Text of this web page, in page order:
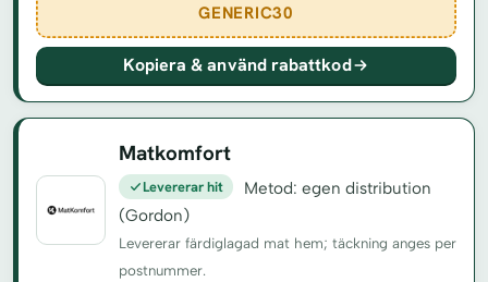
GENERIC30
Kopiera & använd rabattkod
Matkomfort
Levererar hit
Metod: egen distribution
(Gordon)
Levererar färdiglagad mat hem; täckning anges per
postnummer.